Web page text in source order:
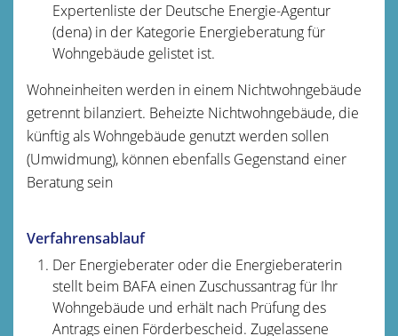
Expertenliste der Deutsche Energie-Agentur
(dena) in der Kategorie Energieberatung für
Wohngebäude gelistet ist.
Wohneinheiten werden in einem Nichtwohngebäude
getrennt bilanziert. Beheizte Nichtwohngebäude, die
künftig als Wohngebäude genutzt werden sollen
(Umwidmung), können ebenfalls Gegenstand einer
Beratung sein
Verfahrensablauf
Der Energieberater oder die Energieberaterin
stellt beim BAFA einen Zuschussantrag für Ihr
Wohngebäude und erhält nach Prüfung des
Antrags einen Förderbescheid. Zugelassene